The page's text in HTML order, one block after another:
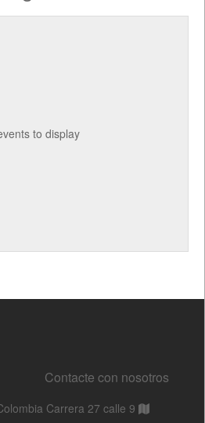
Contacte con nosotros
Carrera 27 calle 9